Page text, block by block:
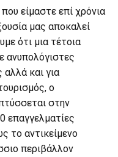
είμαστε επί χρόνια
μας αποκαλεί
ότι μια τέτοια
ανυπολόγιστες
αλλά και για
ο
στην
επαγγελματίες
το αντικείμενο
περιβάλλον